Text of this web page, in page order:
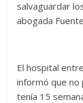
salvaguardar
abogada
El hospital
informó que no
tenía 15